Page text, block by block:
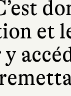
et